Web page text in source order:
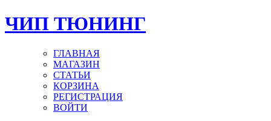
ЧИП ТЮНИНГ
ГЛАВНАЯ
МАГАЗИН
СТАТЬИ
КОРЗИНА
РЕГИСТРАЦИЯ
ВОЙТИ